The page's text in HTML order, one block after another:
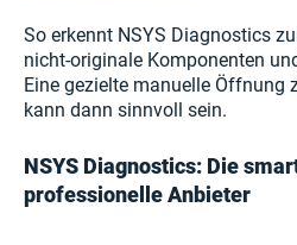
So erkennt NSYS Diagnostics
nicht-originale Komponenten
Eine gezielte manuelle Öffnung
kann dann sinnvoll sein.
NSYS Diagnostics: Die
professionelle Anbieter